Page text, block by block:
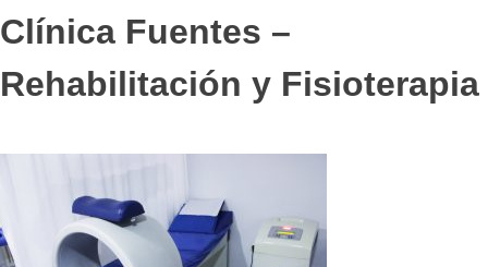
Clínica Fuentes –
Rehabilitación y Fisioterapia